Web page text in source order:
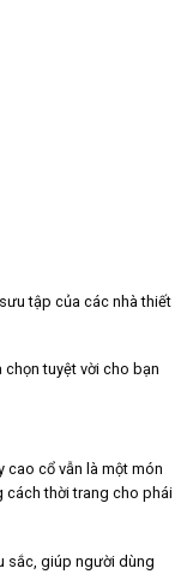
tập của các nhà thiết
tuyệt vời cho bạn
cao cổ vẫn là một món
thời trang cho phái
sắc, giúp người dùng